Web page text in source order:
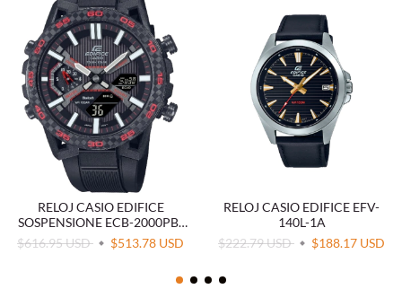
RELOJ CASIO EDIFICE
SOSPENSIONE ECB-2000PB-
1A
$616.95 USD $513.78 USD
RELOJ CASIO EDIFICE EFV-
140L-1A
$222.79 USD
$188.17 USD